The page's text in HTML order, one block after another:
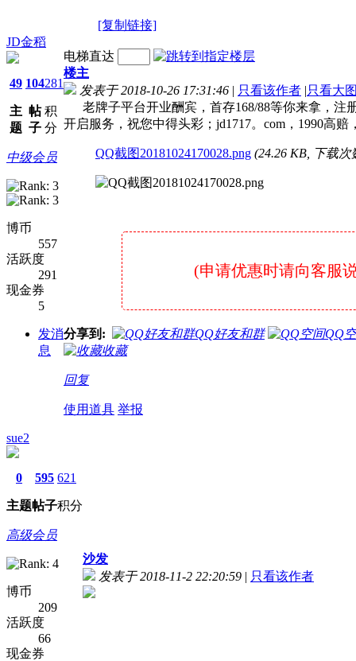
[复制链接]
JD金稻
49
主
题
104
帖
子
281
积
分
中级会员
博币
557
活跃度
291
现金券
5
发消
息
电梯直达
楼主
发表于 2018-10-26 17:31:46 | 只看该作者 |只看大
老牌子平台开业酬宾，首存168/88等你来拿，注
开启服务，祝您中得头彩；jd1717。com，1990高
QQ截图20181024170028.png (24.26 KB, 下载次
(申请优惠时请向客服
分享到: QQ好友和群
QQ
收藏
回复
使用道具 举报
sue2
0
主题
595
帖子
621
积分
高级会员
博币
209
活跃度
66
现金券
沙发
发表于 2018-11-2 22:20:59 | 只看该作者